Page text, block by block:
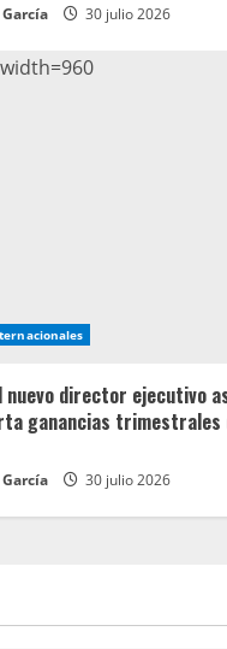
30 julio 2026
director ejecutivo
ganancias trimestrales
30 julio 2026